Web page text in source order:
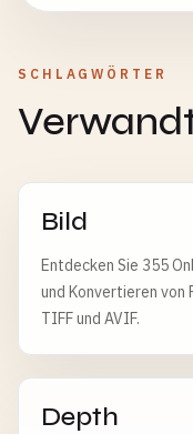
SCHLAGWÖRTER
Bild
Entdecken Sie 355
und Konvertieren von
TIFF und AVIF.
Depth